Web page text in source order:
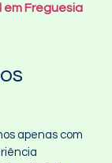
em Freguesia
apenas com